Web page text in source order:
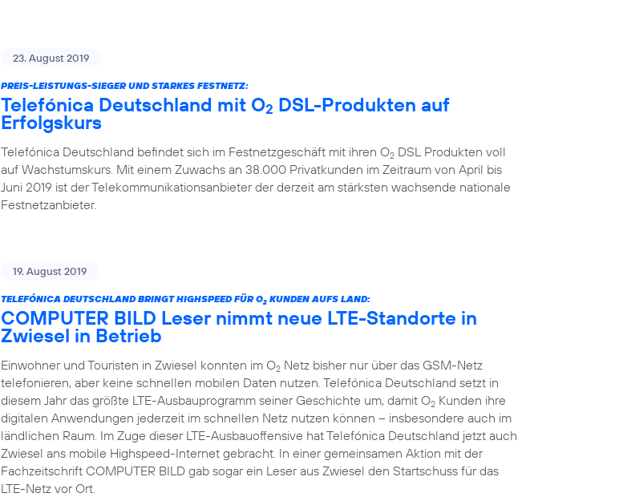
23. August 2019
PREIS-LEISTUNGS-SIEGER UND STARKES FESTNETZ:
Telefónica Deutschland mit O2 DSL-Produkten auf
Erfolgskurs
Telefónica Deutschland befindet sich im Festnetzgeschäft mit ihren O2 DSL Produkten voll
auf Wachstumskurs. Mit einem Zuwachs an 38.000 Privatkunden im Zeitraum von April bis
Juni 2019 ist der Telekommunikationsanbieter der derzeit am stärksten wachsende nationale
Festnetzanbieter.
19. August 2019
TELEFÓNICA DEUTSCHLAND BRINGT HIGHSPEED FÜR O2 KUNDEN AUFS LAND:
COMPUTER BILD Leser nimmt neue LTE-Standorte in
Zwiesel in Betrieb
Einwohner und Touristen in Zwiesel konnten im O2 Netz bisher nur über das GSM-Netz
telefonieren, aber keine schnellen mobilen Daten nutzen. Telefónica Deutschland setzt in
diesem Jahr das größte LTE-Ausbauprogramm seiner Geschichte um, damit O2 Kunden ihre
digitalen Anwendungen jederzeit im schnellen Netz nutzen können – insbesondere auch im
ländlichen Raum. Im Zuge dieser LTE-Ausbauoffensive hat Telefónica Deutschland jetzt auch
Zwiesel ans mobile Highspeed-Internet gebracht. In einer gemeinsamen Aktion mit der
Fachzeitschrift COMPUTER BILD gab sogar ein Leser aus Zwiesel den Startschuss für das
LTE-Netz vor Ort.